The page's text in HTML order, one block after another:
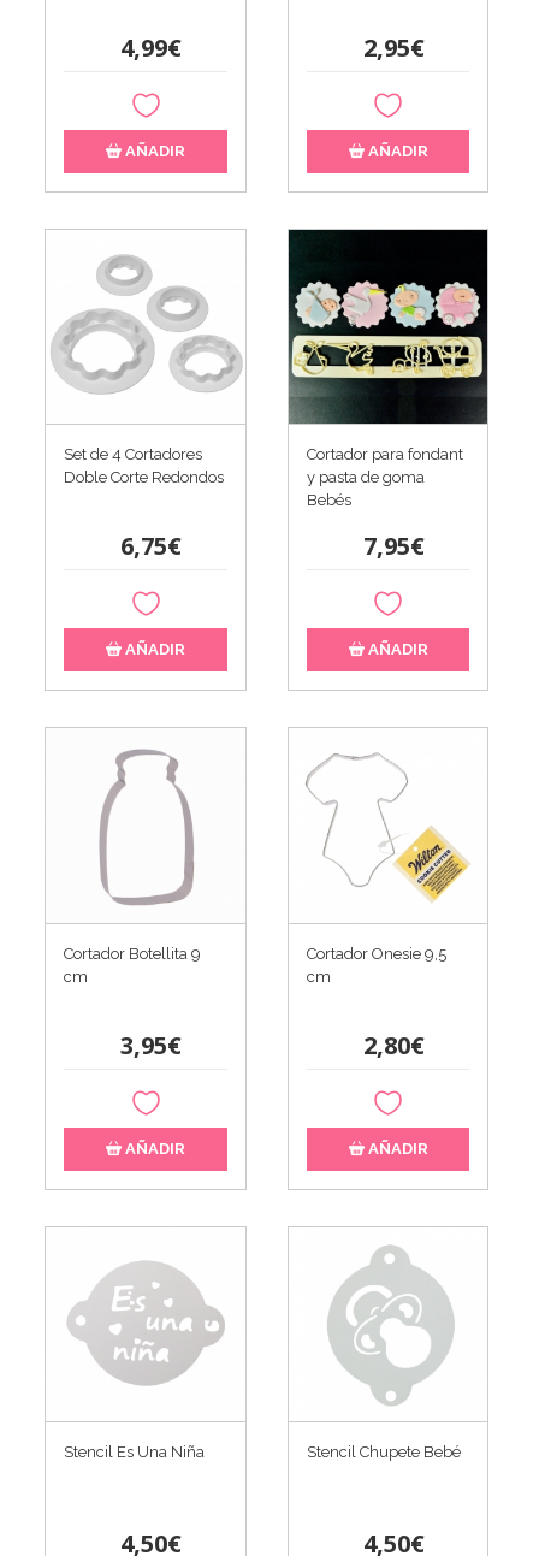
4,99€
AÑADIR
2,95€
AÑADIR
Set de 4 Cortadores
Doble Corte Redondos
6,75€
AÑADIR
Cortador para fondant
y pasta de goma
Bebés
7,95€
AÑADIR
Cortador Botellita 9
cm
3,95€
AÑADIR
Cortador Onesie 9,5
cm
2,80€
AÑADIR
Stencil Es Una Niña
4,50€
Stencil Chupete Bebé
4,50€